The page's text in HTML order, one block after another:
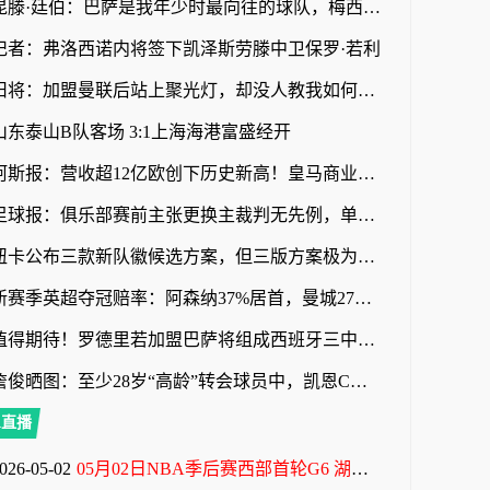
昆滕·廷伯：巴萨是我年少时最向往的球队，梅西就是我的足球信仰
者：弗洛西诺内将签下凯泽斯劳滕中卫保罗·若利
旧将：加盟曼联后站上聚光灯，却没人教我如何规避名利带来的陷阱
东泰山B队客场 3:1上海海港富盛经开
阿斯报：营收超12亿欧创下历史新高！皇马商业战略取得巨大成功
足球报：俱乐部赛前主张更换主裁判无先例，单丹奥吹罚小心翼翼
纽卡公布三款新队徽候选方案，但三版方案极为相似
新赛季英超夺冠赔率：阿森纳37%居首，曼城27%第2，利物浦曼联3-4
值得期待！罗德里若加盟巴萨将组成西班牙三中场，外媒对比哈白布
詹俊晒图：至少28岁“高龄”转会球员中，凯恩C罗应该是最成功的
播
05-02 05月02日NBA季后赛西部首轮G6 湖人 - 火箭 全场录像